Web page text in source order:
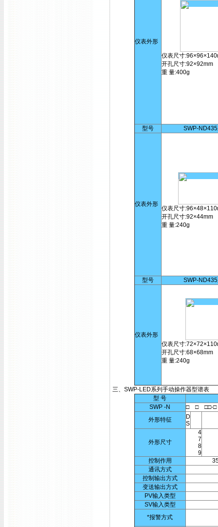
仪表外形
仪表尺寸
开孔尺寸:92×92mm
重 量:400g
型号 SWP-
仪表外形
仪表尺寸
开孔尺寸:92×44mm
重 量:240g
型号 SWP-
仪表外形
仪表尺寸
开孔尺寸:68×68mm
重 量:240g
三、SWP-LED系列手动操作器型谱表
型 号
SWP -N
□ □ □□-□
外形特征
D
S
外形尺寸
4
7
8
9
控制作用
通讯方式
控制输出方式
变送输出方式
PV输入类型
SV输入类型
*报警方式